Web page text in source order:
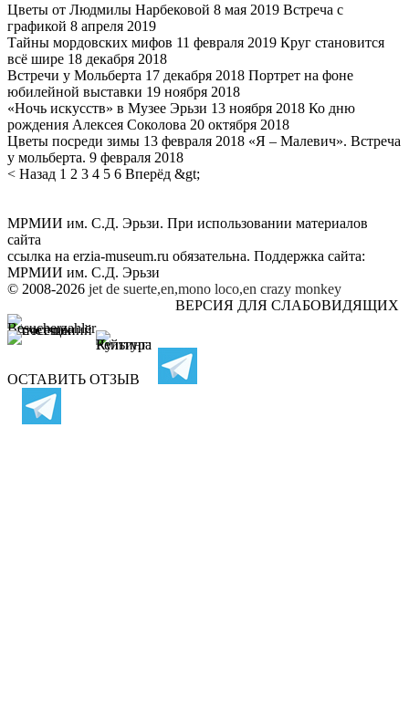
Цветы от Людмилы Нарбековой 8 мая 2019 Встреча с
графикой 8 апреля 2019
Тайны мордовских мифов 11 февраля 2019 Круг становится
всё шире 18 декабря 2018
Встречи у Мольберта 17 декабря 2018 Портрет на фоне
юбилейной выставки 19 ноября 2018
«Ночь искусств» в Музее Эрьзи 13 ноября 2018 Ко дню
рождения Алексея Соколова 20 октября 2018
Цветы посреди зимы 13 февраля 2018 «Я – Малевич». Встреча
у мольберта. 9 февраля 2018
< Назад 1 2 3 4 5 6 Вперёд &gt;
МРМИИ им. С.Д. Эрьзи. При использовании материалов
сайта
ссылка на erzia-museum.ru обязательна. Поддержка сайта:
МРМИИ им. С.Д. Эрьзи
© 2008-2026 jet de suerte,en,mono loco,en crazy monkey
ВЕРСИЯ ДЛЯ СЛАБОВИДЯЩИХ
ОСТАВИТЬ ОТЗЫВ